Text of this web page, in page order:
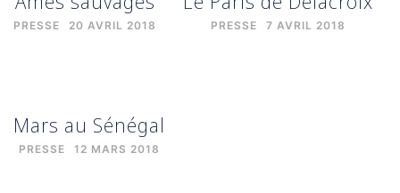
PRESSE 20 AVRIL 2018 PRESSE 7 AVRIL 2018
Mars au Sénégal
PRESSE 12 MARS 2018